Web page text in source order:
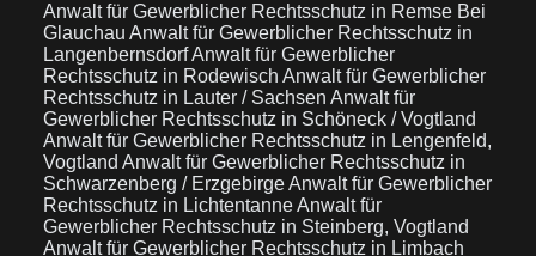
Anwalt für Gewerblicher Rechtsschutz in Remse Bei
Glauchau Anwalt für Gewerblicher Rechtsschutz in
LangenbernsdorfAnwalt für Gewerblicher
Rechtsschutz in Rodewisch Anwalt für Gewerblicher
Rechtsschutz in Lauter / Sachsen Anwalt für
Gewerblicher Rechtsschutz in Schöneck / Vogtland
Anwalt für Gewerblicher Rechtsschutz in Lengenfeld,
Vogtland Anwalt für Gewerblicher Rechtsschutz in
Schwarzenberg / ErzgebirgeAnwalt für Gewerblicher
Rechtsschutz in LichtentanneAnwalt für
Gewerblicher Rechtsschutz in Steinberg, Vogtland
Anwalt für Gewerblicher Rechtsschutz in Limbach